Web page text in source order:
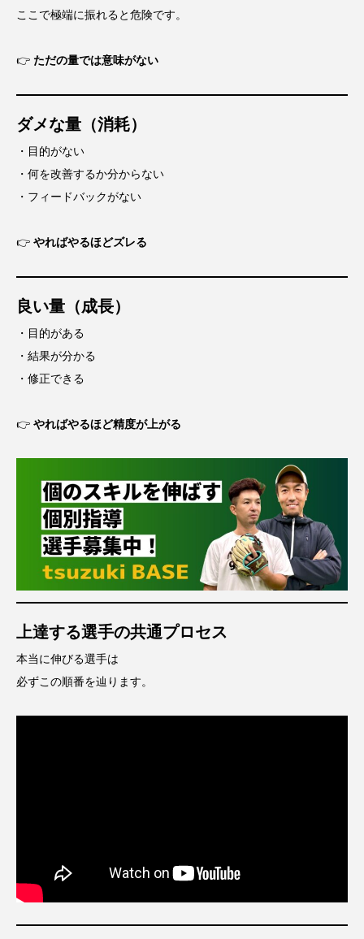
ここで極端に振れると危険です。
👉 ただの量では意味がない
ダメな量（消耗）
・目的がない
・何を改善するか分からない
・フィードバックがない
👉 やればやるほどズレる
良い量（成長）
・目的がある
・結果が分かる
・修正できる
👉 やればやるほど精度が上がる
上達する選手の共通プロセス
本当に伸びる選手は
必ずこの順番を辿ります。